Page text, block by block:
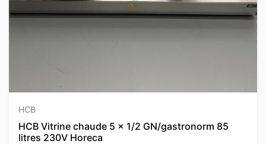
HCB
HCB Vitrine chaude 5 x 1/2 GN/gastronorm 85
litres 230V Horeca